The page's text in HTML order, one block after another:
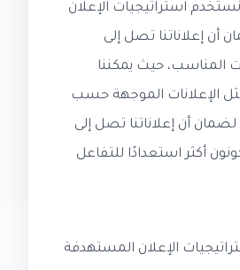
استراتيجيات الإعلان
أن إعلاناتنا تصل إلى
المناسب، حيث يمكننا
الإعلانات الموجهة حسب
أن إعلاناتنا تصل إلى
أكثر استعدادًا للتفاعل
الإعلان المستهدفة